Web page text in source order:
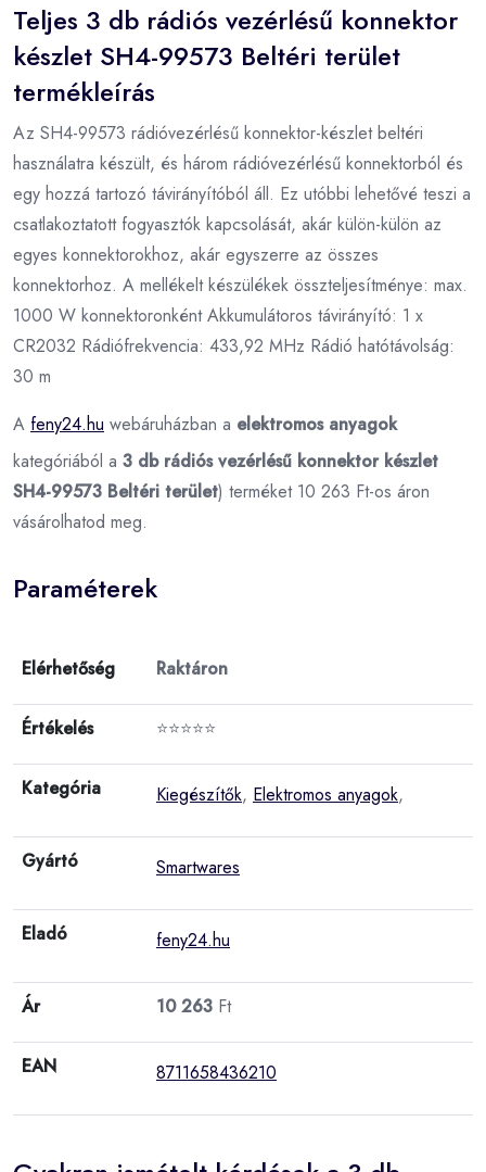
Teljes 3 db rádiós vezérlésű konnektor
készlet SH4-99573 Beltéri terület
termékleírás
Az SH4-99573 rádióvezérlésű konnektor-készlet beltéri
használatra készült, és három rádióvezérlésű konnektorból és
egy hozzá tartozó távirányítóból áll. Ez utóbbi lehetővé teszi a
csatlakoztatott fogyasztók kapcsolását, akár külön-külön az
egyes konnektorokhoz, akár egyszerre az összes
konnektorhoz. A mellékelt készülékek összteljesítménye: max.
1000 W konnektoronként Akkumulátoros távirányító: 1 x
CR2032 Rádiófrekvencia: 433,92 MHz Rádió hatótávolság:
30 m
A feny24.hu webáruházban a elektromos anyagok
kategóriából a 3 db rádiós vezérlésű konnektor készlet
SH4-99573 Beltéri terület) terméket 10 263 Ft-os áron
vásárolhatod meg.
Paraméterek
Elérhetőség Raktáron
Értékelés ⭐⭐⭐⭐⭐
Kategória Kiegészítők, Elektromos anyagok,
Gyártó Smartwares
Eladó feny24.hu
Ár 10 263 Ft
EAN 8711658436210